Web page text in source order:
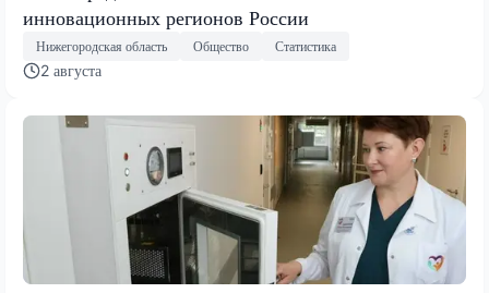
инновационных регионов России
Нижегородская область Общество Статистика
2 августа